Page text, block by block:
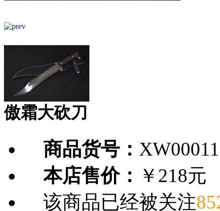
傲霜大砍刀
商品货号：
本店售价： ￥218元
该商品已经被关注